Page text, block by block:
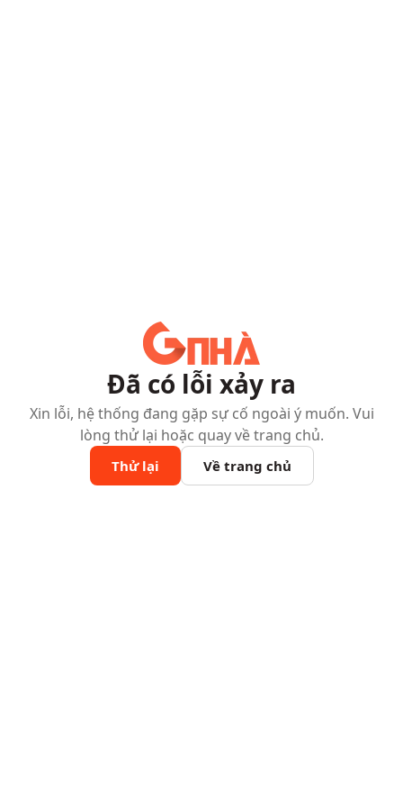
Đã có lỗi xảy ra
Xin lỗi, hệ thống đang gặp sự cố ngoài ý muốn. Vui
lòng thử lại hoặc quay về trang chủ.
Thử lại Về trang chủ